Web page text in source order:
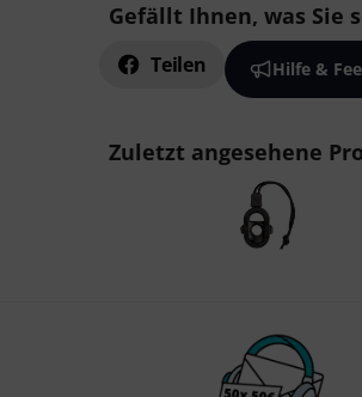
Gefällt Ihnen, was Sie
Teilen Hilfe &
Zuletzt angesehene